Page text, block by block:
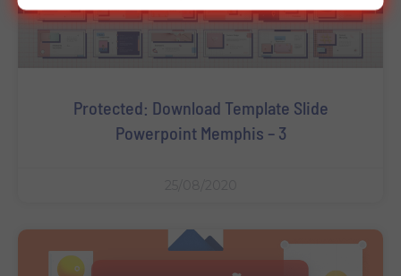
Protected: Download Template Slide
Powerpoint Memphis – 3